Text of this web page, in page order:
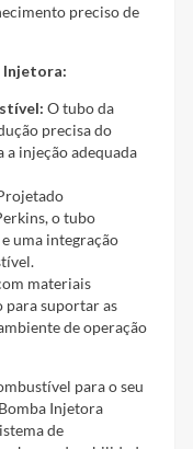
preciso de
Injetora:
O tubo da
precisa do
injeção adequada
o tubo
uma integração
materiais
para suportar as
de operação
para o seu
Injetora
de